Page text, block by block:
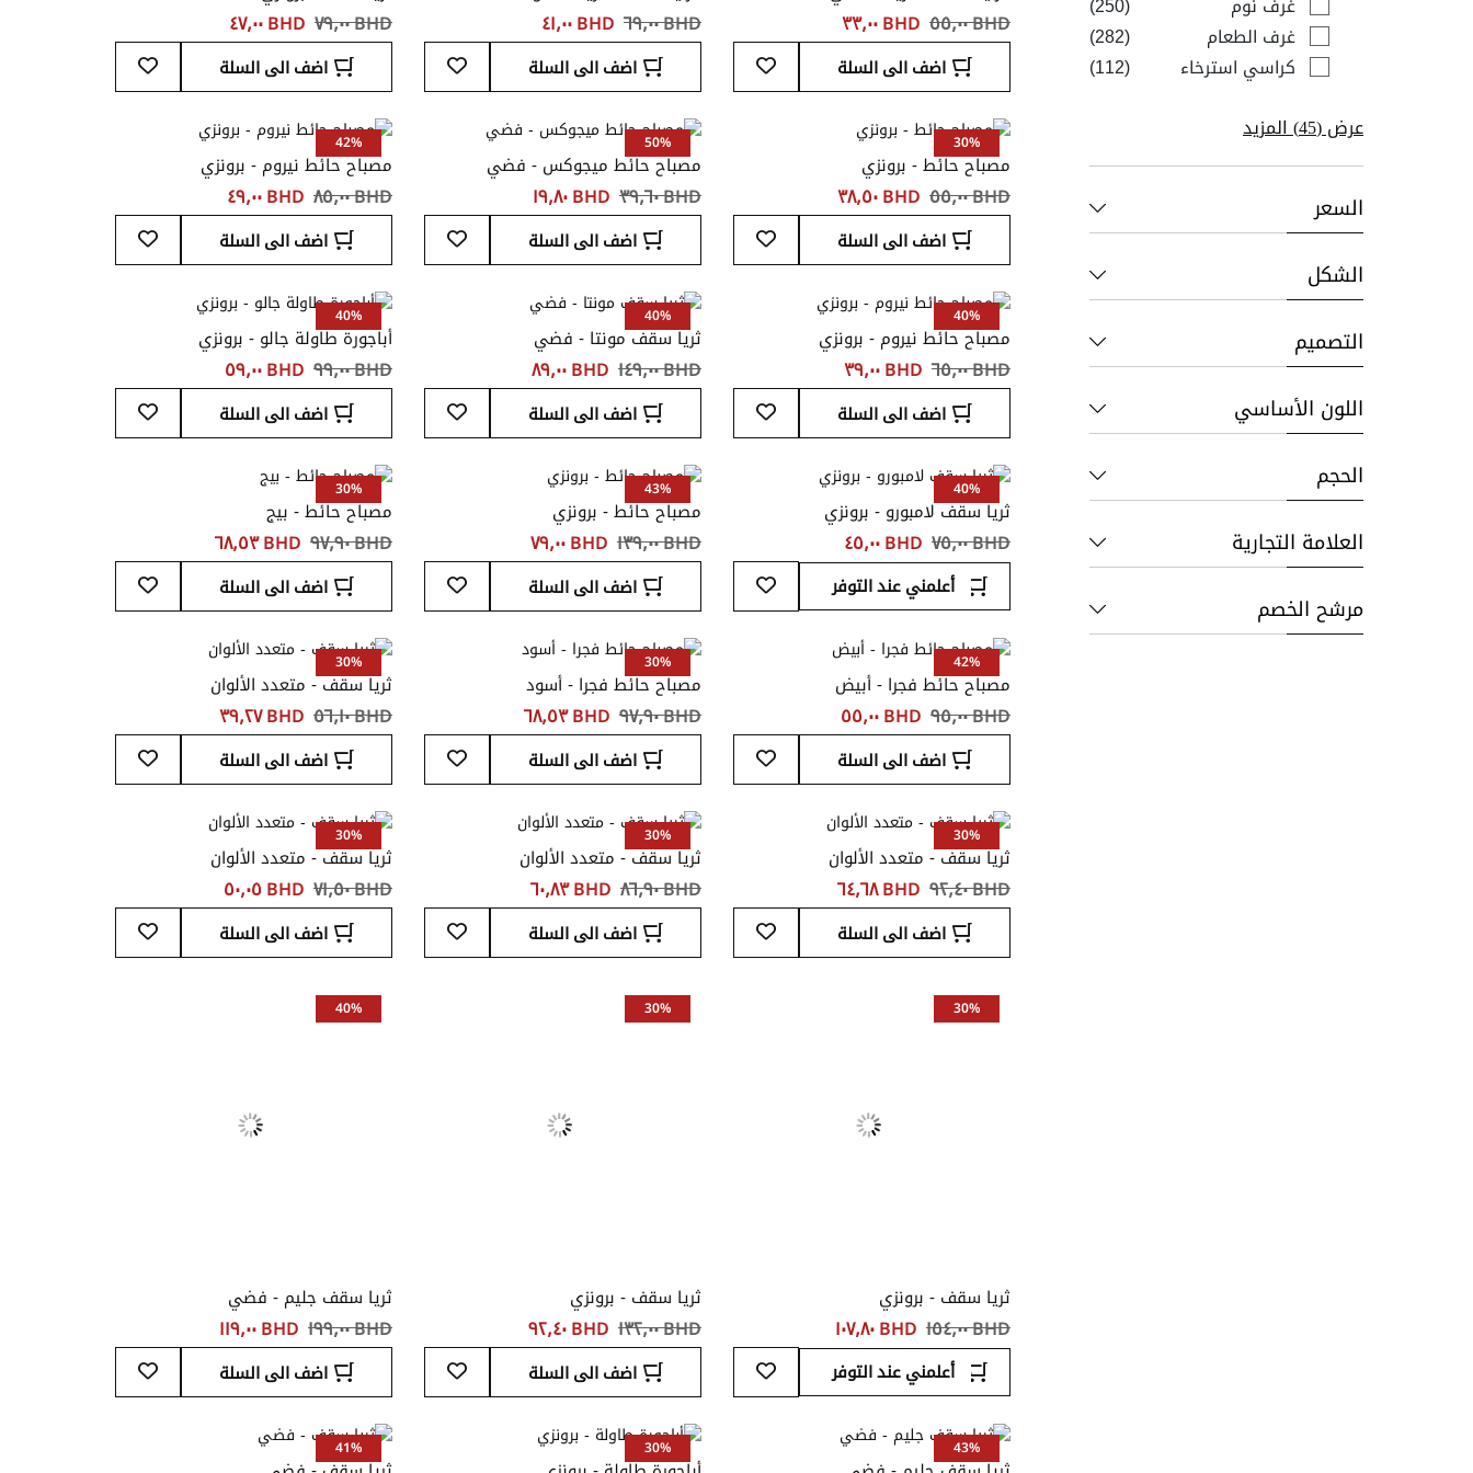
BHD ‏٣٣٫٠٠ BHD ‏٥٥٫٠٠
اضف الى السلة أضف
إلى
قائمة
BHD ‏٤١٫٠٠ BHD ‏٦٩٫٠٠
اضف الى السلة أضف
إلى
قائمة
BHD ‏٤٧٫٠٠ BHD ‏٧٩٫٠٠
اضف الى السلة أضف
إلى
قائمة
30%
مصباح حائط - برونزي
BHD ‏٣٨٫٥٠ BHD ‏٥٥٫٠٠
اضف الى السلة أضف
إلى
قائمة
50%
مصباح حائط ميجوكس - فضي
BHD ‏١٩٫٨٠ BHD ‏٣٩٫٦٠
اضف الى السلة أضف
إلى
قائمة
42%
مصباح حائط نيروم - برونزي
BHD ‏٤٩٫٠٠ BHD ‏٨٥٫٠٠
اضف الى السلة أضف
إلى
قائمة
40%
مصباح حائط نيروم - برونزي
BHD ‏٣٩٫٠٠ BHD ‏٦٥٫٠٠
اضف الى السلة أضف
إلى
قائمة
40%
ثريا سقف مونتا - فضي
BHD ‏٨٩٫٠٠ BHD ‏١٤٩٫٠٠
اضف الى السلة أضف
إلى
قائمة
40%
أباجورة طاولة جالو - برونزي
BHD ‏٥٩٫٠٠ BHD ‏٩٩٫٠٠
اضف الى السلة أضف
إلى
قائمة
40%
ثريا سقف لامبورو - برونزي
BHD ‏٤٥٫٠٠ BHD ‏٧٥٫٠٠
أعلمني عند التوفر أضف
إلى
قائمة
43%
مصباح حائط - برونزي
BHD ‏٧٩٫٠٠ BHD ‏١٣٩٫٠٠
اضف الى السلة أضف
إلى
قائمة
30%
مصباح حائط - بيج
BHD ‏٦٨٫٥٣ BHD ‏٩٧٫٩٠
اضف الى السلة أضف
إلى
قائمة
42%
مصباح حائط فجرا - أبيض
BHD ‏٥٥٫٠٠ BHD ‏٩٥٫٠٠
اضف الى السلة أضف
إلى
قائمة
30%
مصباح حائط فجرا - أسود
BHD ‏٦٨٫٥٣ BHD ‏٩٧٫٩٠
اضف الى السلة أضف
إلى
قائمة
30%
ثريا سقف - متعدد الألوان
BHD ‏٣٩٫٢٧ BHD ‏٥٦٫١٠
اضف الى السلة أضف
إلى
قائمة
30%
ثريا سقف - متعدد الألوان
BHD ‏٦٤٫٦٨ BHD ‏٩٢٫٤٠
اضف الى السلة أضف
إلى
قائمة
30%
ثريا سقف - متعدد الألوان
BHD ‏٦٠٫٨٣ BHD ‏٨٦٫٩٠
اضف الى السلة أضف
إلى
قائمة
30%
ثريا سقف - متعدد الألوان
BHD ‏٥٠٫٠٥ BHD ‏٧١٫٥٠
اضف الى السلة أضف
إلى
قائمة
30%
ثريا سقف - برونزي
BHD ‏١٠٧٫٨٠ BHD ‏١٥٤٫٠٠
أعلمني عند التوفر أضف
إلى
قائمة
30%
ثريا سقف - برونزي
BHD ‏٩٢٫٤٠ BHD ‏١٣٢٫٠٠
اضف الى السلة أضف
إلى
قائمة
40%
ثريا سقف جليم - فضي
BHD ‏١١٩٫٠٠ BHD ‏١٩٩٫٠٠
اضف الى السلة أضف
إلى
قائمة
43%
30%
41%
غرف الطعام
282
items
كراسي استرخاء
112
items
عرض (45) المزيد
السعر
الشكل
التصميم
اللون الأساسي
الحجم
العلامة التجارية
مرشح الخصم